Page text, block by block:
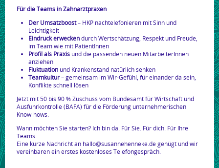
Für die Teams in Zahnarztpraxen
Der Umsatzboost– HKP nachtelefonieren mit Sinn und
Leichtigkeit
Eindruck erweckendurch Wertschätzung, Respekt und Freude,
im Team wie mit PatientInnen
Profil als Praxis und die passenden neuen MitarbeiterInnen
anziehen
Fluktuation und Krankenstand natürlich senken
Teamkultur– gemeinsam im Wir-Gefühl, für einander da sein,
Konflikte schnell lösen
Jetzt mit 50 bis 90 % Zuschuss vom Bundesamt für Wirtschaft und
Ausfuhrkontrolle (BAFA) für die Förderung unternehmerischen
Know-hows.
Wann möchten Sie starten? Ich bin da. Für Sie. Für dich. Für Ihre
Teams.
Eine kurze Nachricht an hallo@susannehenneke.de genügt und wir
vereinbaren ein erstes kostenloses Telefongespräch.